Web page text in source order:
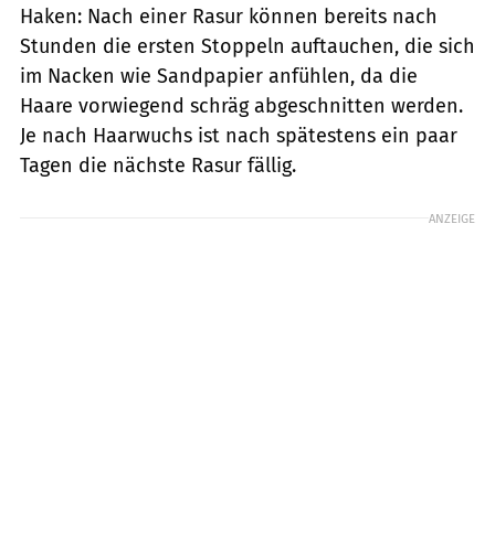
Haken: Nach einer Rasur können bereits nach
Stunden die ersten Stoppeln auftauchen, die sich
im Nacken wie Sandpapier anfühlen, da die
Haare vorwiegend schräg abgeschnitten werden.
Je nach Haarwuchs ist nach spätestens ein paar
Tagen die nächste Rasur fällig.
ANZEIGE